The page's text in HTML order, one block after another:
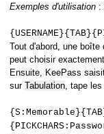
Exemples d'utilisation :
Tout d'abord, une
peut choisir
Ensuite, KeePass
sur Tabulation, tape